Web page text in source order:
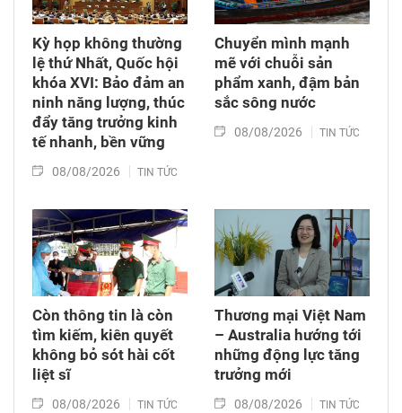
bỏ lại với hậu quả của cuộc chiến mình chưa
từng trải qua.
Kỳ họp không thường
lệ thứ Nhất, Quốc hội
khóa XVI: Bảo đảm an
ninh năng lượng, thúc
đẩy tăng trưởng kinh
tế nhanh, bền vững
08/08/2026 TIN TỨC
Chuyển mình mạnh
mẽ với chuỗi sản
phẩm xanh, đậm bản
sắc sông nước
08/08/2026 TIN TỨC
Còn thông tin là còn
tìm kiếm, kiên quyết
không bỏ sót hài cốt
liệt sĩ
08/08/2026 TIN TỨC
Thương mại Việt Nam
– Australia hướng tới
những động lực tăng
trưởng mới
08/08/2026 TIN TỨC